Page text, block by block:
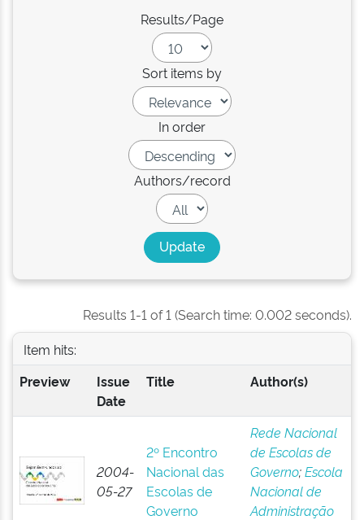
Results/Page
Sort items by
In order
Authors/record
Results 1-1 of 1 (Search time: 0.002 seconds).
Item hits:
Preview
Issue
Date
Title Author(s)
2004-
05-27
2º Encontro
Nacional das
Escolas de
Governo
Rede Nacional
de Escolas de
Governo;Escola
Nacional de
Administração